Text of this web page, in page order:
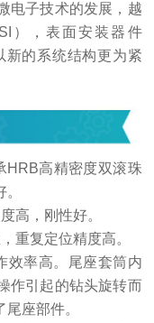
电子技术的发展，越
），表面安装器件
新的系统结构更为紧
HRB高精密度双滚珠
高，刚性好。
重复定位精度高。
效率高。尾座套筒内
作引起的钻头旋转而
座部件。